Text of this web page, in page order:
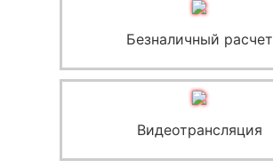
Безналичный расчет
Видеотрансляция